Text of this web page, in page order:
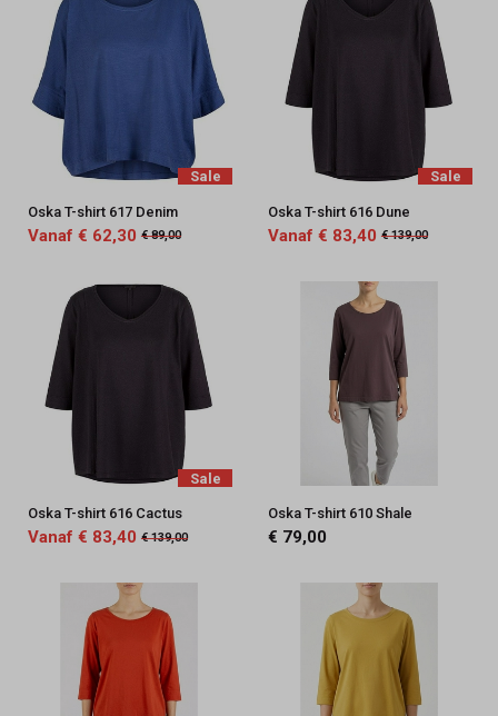
Sale
Oska T-shirt 617 Denim
Vanaf € 62,30 € 89,00
Sale
Oska T-shirt 616 Dune
Vanaf € 83,40 € 139,00
Sale
Oska T-shirt 616 Cactus
Vanaf € 83,40 € 139,00
Oska T-shirt 610 Shale
€ 79,00